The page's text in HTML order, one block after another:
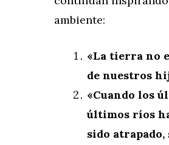
ambiente:
«La tierra no
de nuestros
«Cuando los
últimos ríos
sido